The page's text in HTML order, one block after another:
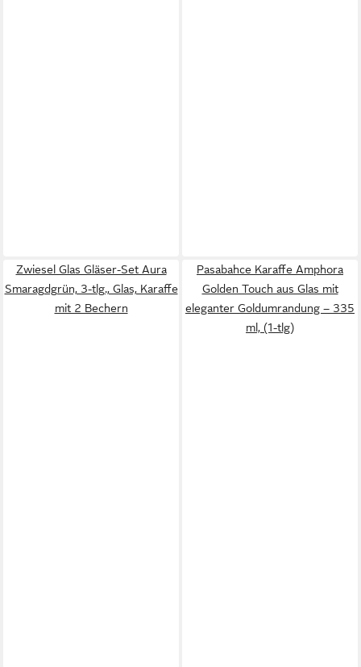
Zwiesel Glas Gläser-Set Aura
Smaragdgrün, 3-tlg., Glas, Karaffe
mit 2 Bechern
Pasabahce Karaffe Amphora
Golden Touch aus Glas mit
eleganter Goldumrandung – 335
ml, (1-tlg)